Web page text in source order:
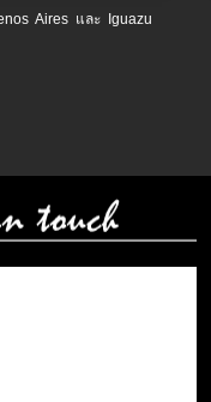
Aires และ Iguazu